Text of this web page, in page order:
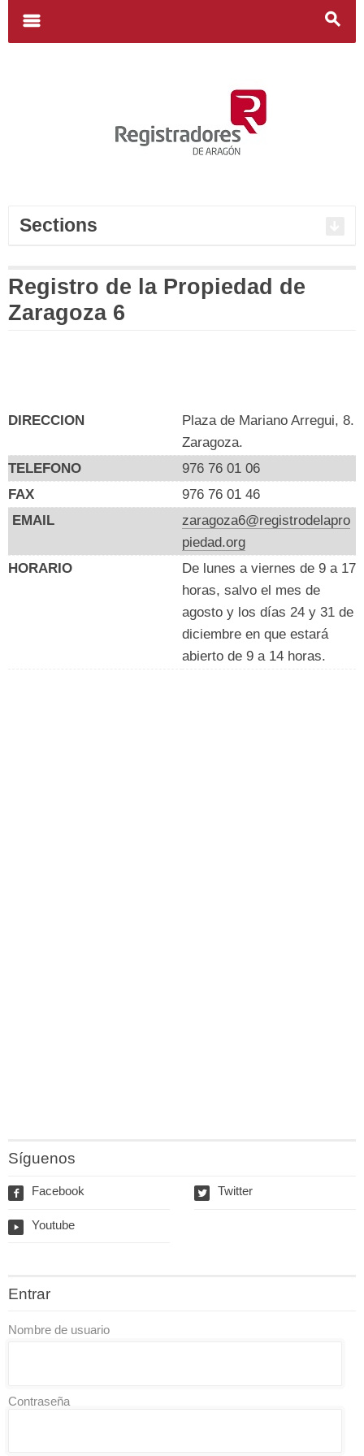
s
m
Sections
Registro de la Propiedad de
Zaragoza 6
DIRECCION
Plaza de Mariano Arregui, 8.
Zaragoza.
TELEFONO
976 76 01 06
FAX
976 76 01 46
EMAIL
zaragoza6@registrodelapro
piedad.org
HORARIO
De lunes a viernes de 9 a 17
horas, salvo el mes de
agosto y los días 24 y 31 de
diciembre en que estará
abierto de 9 a 14 horas.
Síguenos
f Facebook w Twitter
y Youtube
Entrar
Nombre de usuario
Contraseña